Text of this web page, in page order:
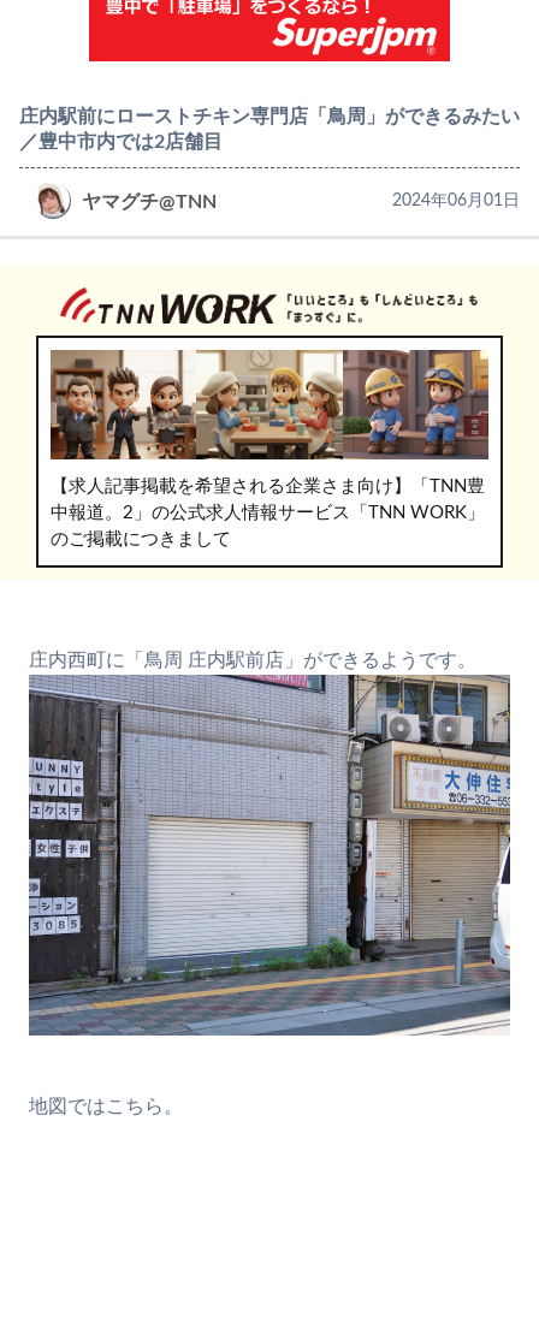
庄内駅前にローストチキン専門店「鳥周」ができるみたい
／豊中市内では2店舗目
ヤマグチ@TNN 2024年06月01日
【求人記事掲載を希望される企業さま向け】「TNN豊
中報道。2」の公式求人情報サービス「TNN WORK」
のご掲載につきまして
庄内西町に「鳥周 庄内駅前店」ができるようです。
地図ではこちら。